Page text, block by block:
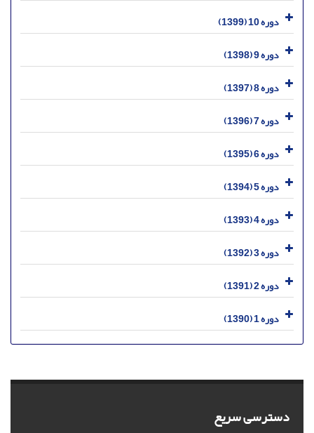
دوره 10 (1399)
دوره 9 (1398)
دوره 8 (1397)
دوره 7 (1396)
دوره 6 (1395)
دوره 5 (1394)
دوره 4 (1393)
دوره 3 (1392)
دوره 2 (1391)
دوره 1 (1390)
دسترسی سریع